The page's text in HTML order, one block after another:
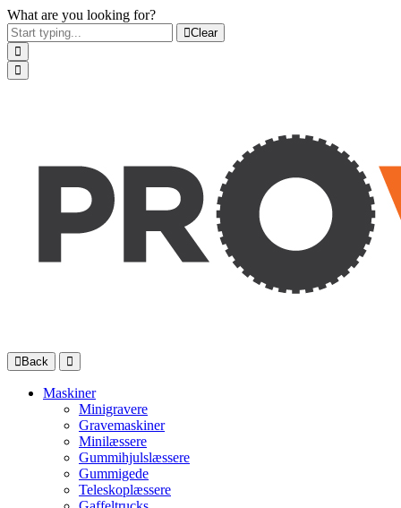
What are you looking for?
Clear
Back
Maskiner
Minigravere
Gravemaskiner
Minilæssere
Gummihjulslæssere
Gummigede
Teleskoplæssere